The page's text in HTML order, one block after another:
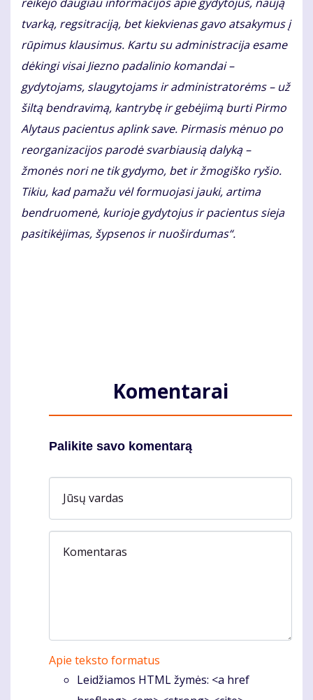
tvarką, regsitraciją, bet kiekvienas gavo atsakymus į
rūpimus klausimus. Kartu su administracija esame
dėkingi visai Jiezno padalinio komandai –
gydytojams, slaugytojams ir administratorėms – už
šiltą bendravimą, kantrybę ir gebėjimą burti Pirmo
Alytaus pacientus aplink save. Pirmasis mėnuo po
reorganizacijos parodė svarbiausią dalyką –
žmonės nori ne tik gydymo, bet ir žmogiško ryšio.
Tikiu, kad pamažu vėl formuojasi jauki, artima
bendruomenė, kurioje gydytojus ir pacientus sieja
pasitikėjimas, šypsenos ir nuoširdumas“.
Komentarai
Palikite savo komentarą
Jūsų vardas
Komentaras
Apie teksto formatus
Leidžiamos HTML žymės: <a href